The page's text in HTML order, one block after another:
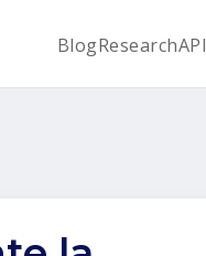
BlogResearchAPI